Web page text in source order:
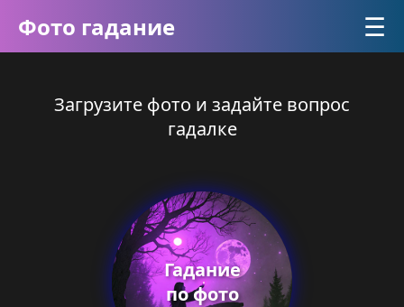
Фото гадание ☰
Загрузите фото и задайте вопрос
гадалке
Гадание
по фото